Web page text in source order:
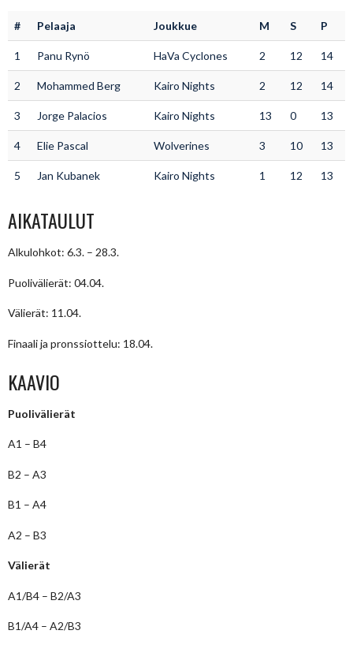
# Pelaaja Joukkue M S P
1 Panu Rynö HaVa Cyclones 2 12 14
2 Mohammed Berg Kairo Nights 2 12 14
3 Jorge Palacios Kairo Nights 13 0 13
4 Elie Pascal Wolverines 3 10 13
5 Jan Kubanek Kairo Nights 1 12 13
AIKATAULUT
Alkulohkot: 6.3. – 28.3.
Puolivälierät: 04.04.
Välierät: 11.04.
Finaali ja pronssiottelu: 18.04.
KAAVIO
Puolivälierät
A1 – B4
B2 – A3
B1 – A4
A2 – B3
Välierät
A1/B4 – B2/A3
B1/A4 – A2/B3